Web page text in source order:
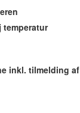
temperatur
inkl. tilmelding af